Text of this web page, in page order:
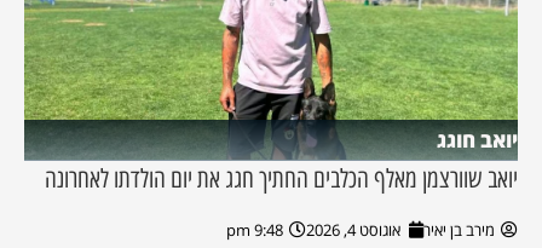
יואב חוגג
יואב שוורצמן מאלף הכלבים החתיך חגג את יום הולדתו לאחרונה
מירב בן יאיר אוגוסט 4, 2026 9:48 pm